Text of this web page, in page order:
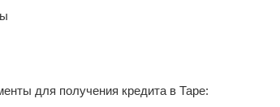
для получения кредита в Таре: